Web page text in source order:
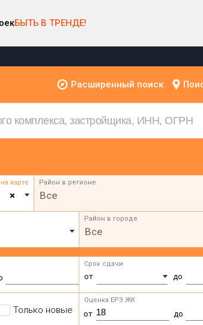
БЫТЬ В ТРЕНДЕ!
Расширенный поиск
на карте
×
Район в регионе
Все
Район в городе
Все
Срок сдачи
от до
Только новые
Оценка ЕРЗ ЖК
от до